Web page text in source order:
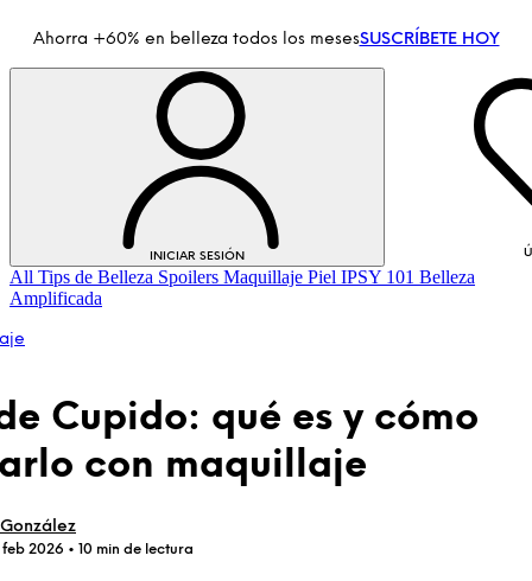
Ahorra +60% en belleza todos los mesesSUSCRÍBETE HOY
INICIAR SESIÓN
All Tips de Belleza Spoilers Maquillaje Piel IPSY 101 Belleza
Amplificada
Cupido: qué es y cómo
con maquillaje
2026 • 10 min de lectura